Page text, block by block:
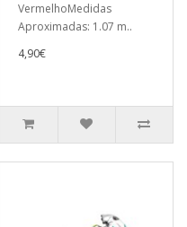
VermelhoMedidas
Aproximadas: 1.07 m..
4,90€